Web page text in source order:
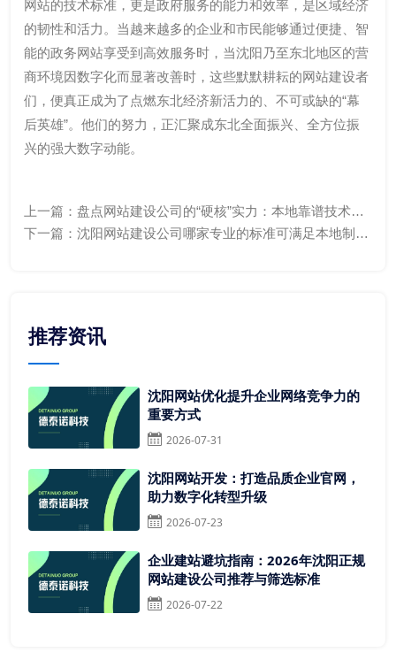
网站的技术标准，更是政府服务的能力和效率，是区域经济
的韧性和活力。当越来越多的企业和市民能够通过便捷、智
能的政务网站享受到高效服务时，当沈阳乃至东北地区的营
商环境因数字化而显著改善时，这些默默耕耘的网站建设者
们，便真正成为了点燃东北经济新活力的、不可或缺的“幕
后英雄”。他们的努力，正汇聚成东北全面振兴、全方位振
兴的强大数字动能。
上一篇： 盘点网站建设公司的“硬核”实力：本地靠谱技术实
力的多维体现
下一篇： 沈阳网站建设公司哪家专业的标准可满足本地制
推荐资讯
沈阳网站优化提升企业网络竞争力的
重要方式
2026-07-31
沈阳网站开发：打造品质企业官网，
助力数字化转型升级
2026-07-23
企业建站避坑指南：2026年沈阳正规
网站建设公司推荐与筛选标准
2026-07-22